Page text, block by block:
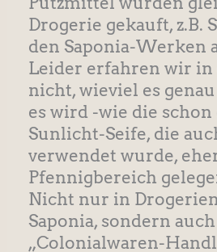
Drogerie gekauft, z.B.
den Saponia-Werken
Leider erfahren wir in
nicht, wieviel es
es wird -wie die
Sunlicht-Seife, die
verwendet wurde,
Pfennigbereich
Nicht nur in
Saponia, sondern
„Colonialwaren-